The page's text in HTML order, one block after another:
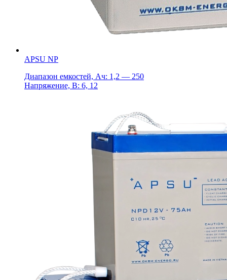
APSU NP
Диапазон емкостей, Ач: 1,2 — 250
Напряжение, В: 6, 12